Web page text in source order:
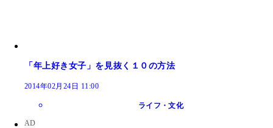
「年上好き女子」を見抜く１０の方法
2014年02月24日 11:00
ライフ・文化